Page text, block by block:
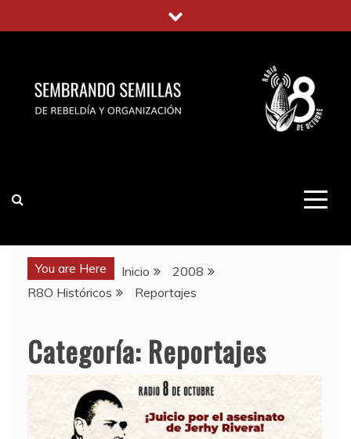
al
You are Here Inicio
2008
R8O Históricos
Reportajes
Categoría: Reportajes